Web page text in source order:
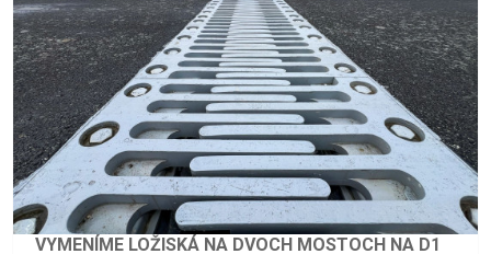
VYMENÍME LOŽISKÁ NA DVOCH MOSTOCH NA D1